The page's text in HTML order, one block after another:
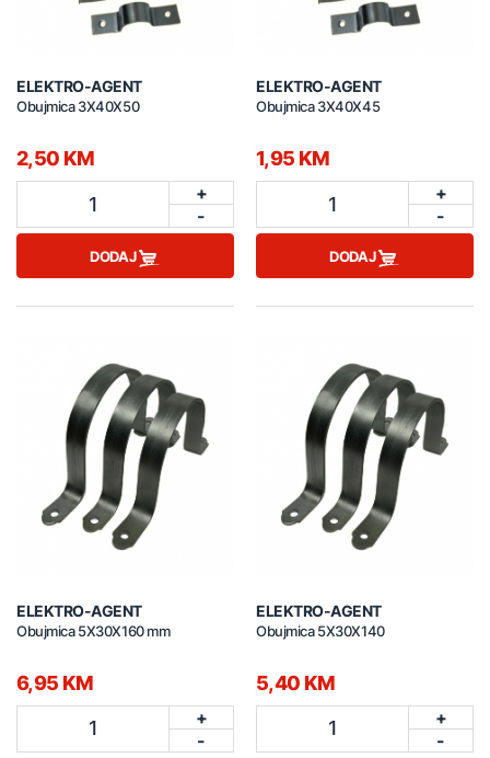
ELEKTRO-AGENT
Obujmica 3X40X50
2,50 KM
1
+
-
DODAJ
ELEKTRO-AGENT
Obujmica 3X40X45
1,95 KM
1
+
-
DODAJ
ELEKTRO-AGENT
Obujmica 5X30X160 mm
6,95 KM
1
+
-
ELEKTRO-AGENT
Obujmica 5X30X140
5,40 KM
1
+
-